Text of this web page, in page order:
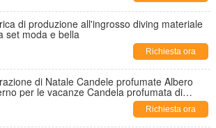
di produzione all'ingrosso diving materiale
set moda e bella
Richiesta ora
di Natale Candele profumate Albero
per le vacanze Candela profumata di
Richiesta ora